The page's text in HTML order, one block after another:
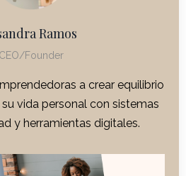
Ramos
CEO/Founder
a crear equilibrio
vida personal con sistemas
y herramientas digitales.